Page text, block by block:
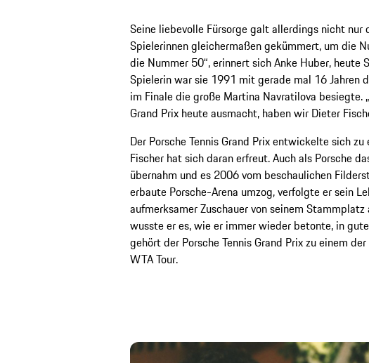
Seine liebevolle Fürsorge galt allerdings nicht nur
Spielerinnen gleichermaßen gekümmert, um die
die Nummer 50“, erinnert sich Anke Huber, heute
Spielerin war sie 1991 mit gerade mal 16 Jahren
im Finale die große Martina Navratilova besiegte.
Grand Prix heute ausmacht, haben wir Dieter
Der Porsche Tennis Grand Prix entwickelte sich
Fischer hat sich daran erfreut. Auch als Porsche
übernahm und es 2006 vom beschaulichen
erbaute Porsche-Arena umzog, verfolgte er sein
aufmerksamer Zuschauer von seinem
wusste er es, wie er immer wieder betonte, in
gehört der Porsche Tennis Grand Prix zu einem
WTA Tour.